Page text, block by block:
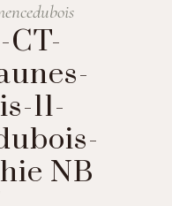
CT-
11-
NB